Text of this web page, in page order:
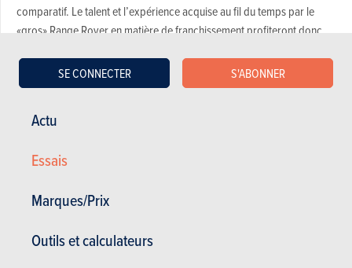
Actu
Essais
Marques/Prix
Outils et calculateurs
SE CONNECTER S'ABONNER
comparatif. Le talent et l’expérience acquise au fil du temps par le
«gros» Range Rover en matière de franchissement profiteront donc
génial de son designer. De l’avis général, s’il ne fallait retenir qu’un
seul concurrent pour le Macan, ce serait lui! Davantage pour son côté
évidemment. On sait ainsi que le briton aura fort à faire avec son 2,2
teutons, puisque, à l’instar d’une bonne partie de sa plate-forme, le
pour cette confrontation.
dans sa gamme un 6 cylindres Diesel de… 258 ch, comme les deux